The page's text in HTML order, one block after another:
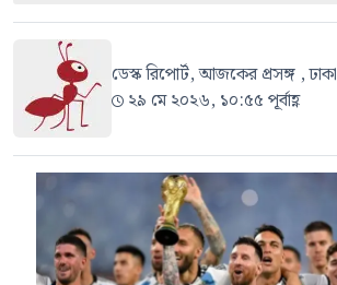
ডেস্ক রিপোর্ট, আজকের প্রসঙ্গ , ঢাকা
২৯ মে ২০২৬, ১০:৫৫ পূর্বাহ্ণ